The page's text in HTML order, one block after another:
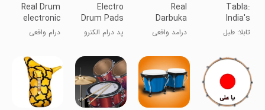
Tabla:
India's
mystical
تابلا: طبل
Real
Darbuka
درامد واقعی
Electro
Drum Pads
پد درام الکترو
Real Drum
electronic
drums set
درام واقعی